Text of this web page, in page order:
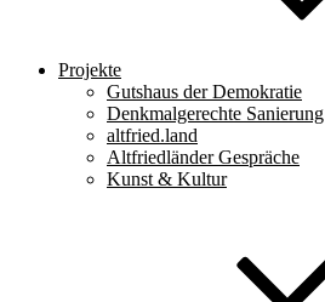
Projekte
Gutshaus der Demokratie
Denkmalgerechte Sanierung
altfried.land
Altfriedländer Gespräche
Kunst & Kultur